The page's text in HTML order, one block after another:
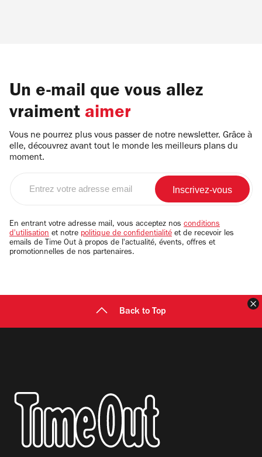
Un e-mail que vous allez
vraiment aimer
Vous ne pourrez plus vous passer de notre newsletter. Grâce à
elle, découvrez avant tout le monde les meilleurs plans du
moment.
email
En entrant votre adresse mail, vous acceptez nos conditions
d'utilisation et notre politique de confidentialité et de recevoir les
emails de Time Out à propos de l'actualité, évents, offres et
promotionnelles de nos partenaires.
Back to Top